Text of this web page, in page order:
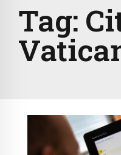
Tag: